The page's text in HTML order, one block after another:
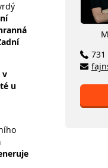
v
u
731